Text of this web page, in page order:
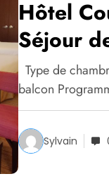
Hôtel
Séjour
Type de
balcon
Sylvain